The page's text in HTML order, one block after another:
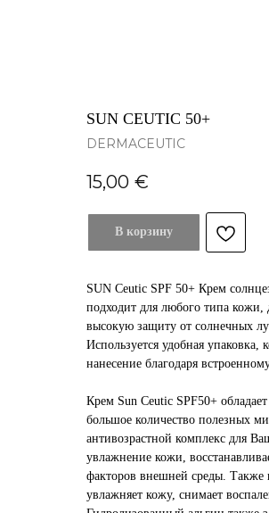
SUN CEUTIC 50+
DERMACEUTIC
15,00 €
В корзину
SUN Сeutic SPF 50+ Крем
подходит для любого типа кожи,
высокую защиту от солнечных
Используется удобная упаковка,
нанесение благодаря
Крем Sun Ceutic SPF50+
большое количество полезных
антивозрастной комплекс для
увлажнение кожи,
факторов внешней среды. Также в
увлажняет кожу, снимает